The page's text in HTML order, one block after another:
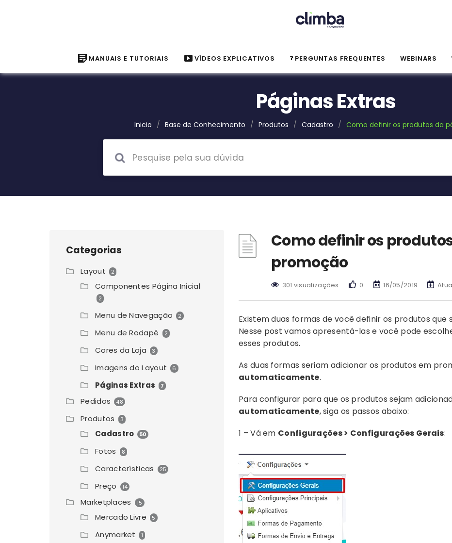
MANUAIS E TUTORIAIS VÍDEOS EXPLICATIVOS PERGUNTAS FREQUENTES WEBINARS
Páginas Extras
Inicio / Base de Conhecimento / Produtos / Cadastro / Como definir os produtos da
Categorias
Layout 2
Componentes Página Inicial
2
Menu de Navegação 2
Menu de Rodapé 2
Cores da Loja 3
Imagens do Layout 6
Páginas Extras 7
Pedidos 48
Produtos 3
Cadastro 50
Fotos 8
Características 25
Preço 14
Marketplaces 15
Mercado Livre 5
Anymarket 1
Como definir os
promoção
301 visualizações 0 16/05/2019
Existem duas formas de você definir os produtos que
Nesse post vamos apresentá-las e você pode
esses produtos.
As duas formas seriam adicionar os produtos em
automaticamente.
Para configurar para que os produtos sejam
automaticamente, siga os passos abaixo:
1 – Vá em Configurações > Configurações Gerais: